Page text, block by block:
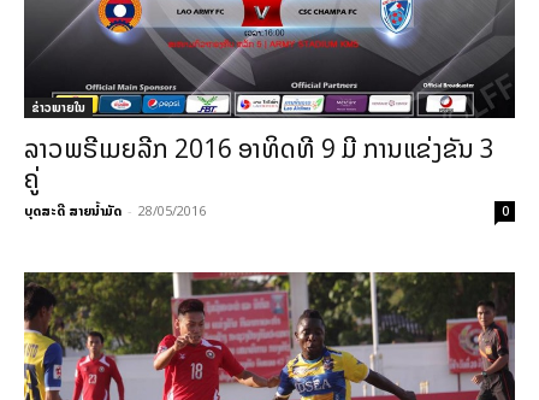
ຂ່າວພາຍ​ໃນ
ລາວພຣີເມຍລີກ 2016 ອາທິດທີ 9 ມີ ການແຂ່ງຂັນ 3
ຄູ່
ບຸດສະດີ ສາຍນ້ຳມັດ - 28/05/2016 0